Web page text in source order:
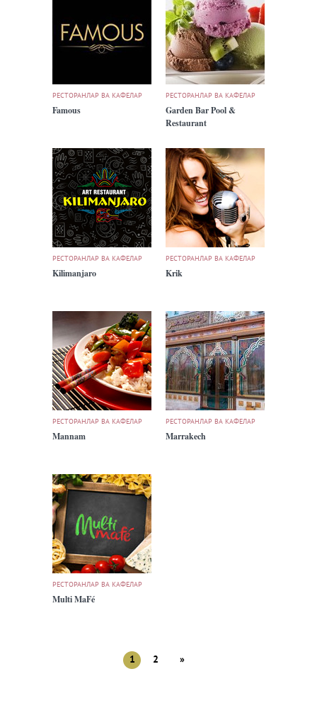
РЕСТОРАНЛАР ВА КАФЕЛАР
Famous
РЕСТОРАНЛАР ВА КАФЕЛАР
Garden Bar Pool &
Restaurant
РЕСТОРАНЛАР ВА КАФЕЛАР
Kilimanjaro
РЕСТОРАНЛАР ВА КАФЕЛАР
Krik
РЕСТОРАНЛАР ВА КАФЕЛАР
Mannam
РЕСТОРАНЛАР ВА КАФЕЛАР
Marrakech
РЕСТОРАНЛАР ВА КАФЕЛАР
Multi MaFé
1 2 »